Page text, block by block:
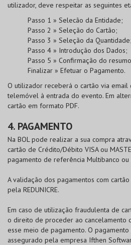
utilizador, deve respeitar as seguintes
Passo 1 » Selecão da Entidade;
Passo 2 » Seleção do Cartão;
Passo 3 » Seleção da Quantidade;
Passo 4 » Introdução dos Dados;
Passo 5 » Confirmação do
Finalizar » Efetuar o Pagamento.
O utilizador receberá o cartão via
telemóvel à entrada do evento. Em
cartão em formato PDF.
4. PAGAMENTO
Na BOLpode realizar a sua compra
cartão de Crédito/Débito VISAou
pagamento de referência Multibanco ou
A validação dos pagamentos com
pela REDUNICRE.
Em caso de utilização fraudulenta de
o direito de proceder ao cancelamento
esse meio de pagamento. O
assegurado pela empresa Ifthen